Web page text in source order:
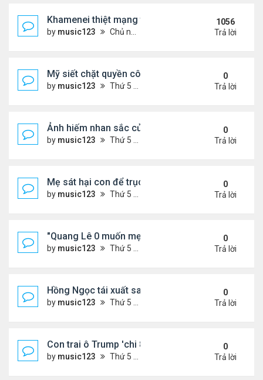
Khamenei thiệt mạng trong cuộc tấn công phối
by music123 Chủ nhật Tháng 3 01, 2026 5:22 am
1056
Trả lời
Mỹ siết chặt quyền công dân theo nơi sinh, mở
by music123 Thứ 5 Tháng 8 06, 2026 5:09 pm
0
Trả lời
Ảnh hiếm nhan sắc của Thẩm Thuý Hằng
by music123 Thứ 5 Tháng 8 06, 2026 4:56 pm
0
Trả lời
Mẹ sát hại con để trục lợi bảo hiểm
by music123 Thứ 5 Tháng 8 06, 2026 4:53 pm
0
Trả lời
"Quang Lê 0 muốn mẹ thua kém người khác"
by music123 Thứ 5 Tháng 8 06, 2026 4:50 pm
0
Trả lời
Hồng Ngọc tái xuất sau nhiều năm ở ẩn
by music123 Thứ 5 Tháng 8 06, 2026 4:48 pm
0
Trả lời
Con trai ô Trump 'chi 8.5 triệu để xóa ràng buộc
by music123 Thứ 5 Tháng 8 06, 2026 4:44 pm
0
Trả lời